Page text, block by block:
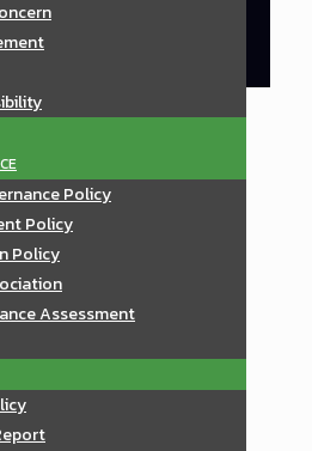
Policy
Policy
Policy
Assessment